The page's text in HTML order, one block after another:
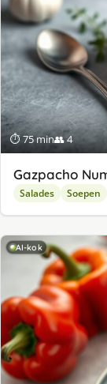
⏱ 75 min👥 4
Gazpacho
Salades Soepen
AI-kok